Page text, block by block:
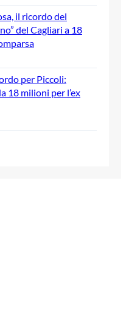
il ricordo del
del Cagliari a 18
per Piccoli:
18 milioni per l’ex